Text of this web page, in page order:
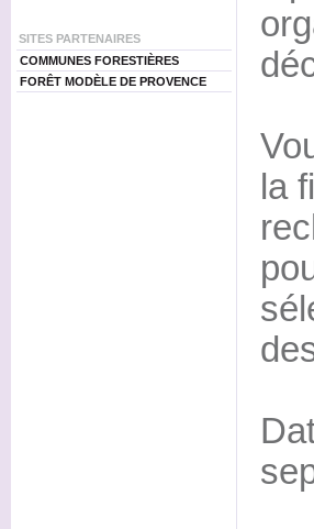
SITES PARTENAIRES
COMMUNES FORESTIÈRES
FORÊT MODÈLE DE PROVENCE
la